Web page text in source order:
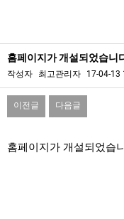
홈페이지가 개설되었습니
작성자 최고관리자 17-04-13
이전글 다음글
홈페이지가 개설되었습